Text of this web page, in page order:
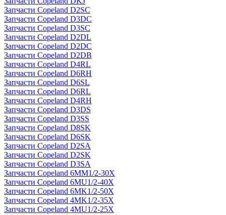
Запчасти Copeland D2SC
Запчасти Copeland D3DC
Запчасти Copeland D3SC
Запчасти Copeland D2DL
Запчасти Copeland D2DC
Запчасти Copeland D2DB
Запчасти Copeland D4RL
Запчасти Copeland D6RH
Запчасти Copeland D6SL
Запчасти Copeland D6RL
Запчасти Copeland D4RH
Запчасти Copeland D3DS
Запчасти Copeland D3SS
Запчасти Copeland D8SK
Запчасти Copeland D6SK
Запчасти Copeland D2SA
Запчасти Copeland D2SK
Запчасти Copeland D3SA
Запчасти Copeland 6MM1/2-30X
Запчасти Copeland 6MU1/2-40X
Запчасти Copeland 6MK1/2-50X
Запчасти Copeland 4MK1/2-35X
Запчасти Copeland 4MU1/2-25X